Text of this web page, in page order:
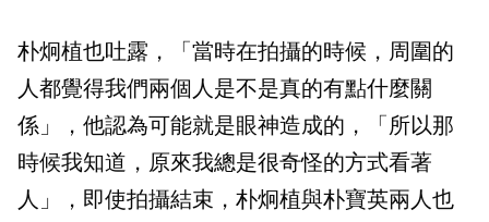
朴炯植也吐露，「當時在拍攝的時候，周圍的
人都覺得我們兩個人是不是真的有點什麼關
係」，他認為可能就是眼神造成的，「所以那
時候我知道，原來我總是很奇怪的方式看著
人」，即使拍攝結束，朴炯植與朴寶英兩人也